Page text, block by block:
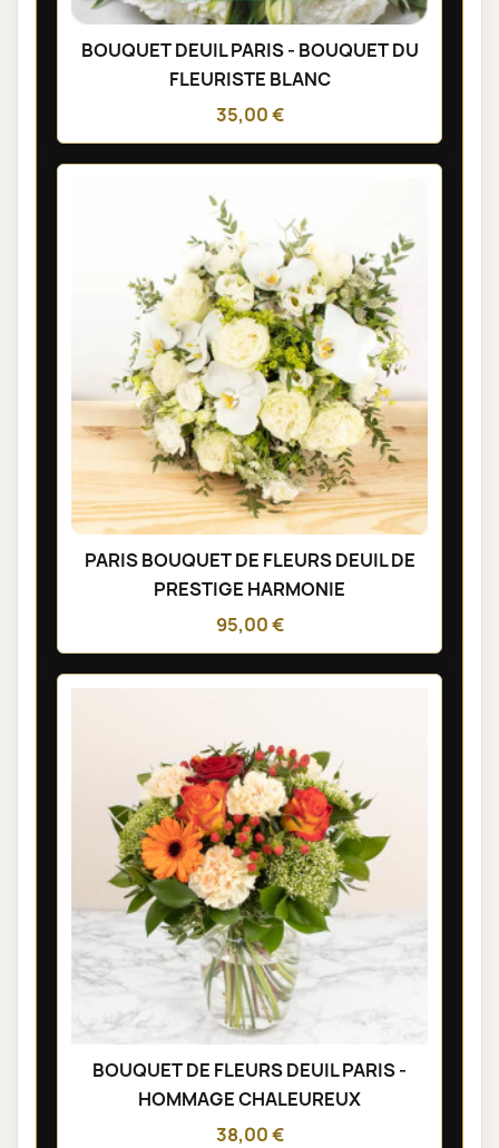
BOUQUET DEUIL PARIS - BOUQUET DU
FLEURISTE BLANC
35,00 €
PARIS BOUQUET DE FLEURS DEUIL DE
PRESTIGE HARMONIE
95,00 €
BOUQUET DE FLEURS DEUIL PARIS -
HOMMAGE CHALEUREUX
38,00 €